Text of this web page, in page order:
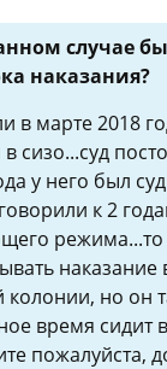
случае
наказания?
в марте 2018
в сизо...суд
у него был
к 2
режима...то
наказание
колонии, но он
время сидит
пожалуйста,